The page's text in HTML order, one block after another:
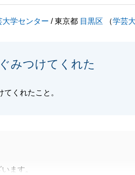
大学センター / 東京都 目黒区 （学芸
みつけてくれた
くれたこと。
ます。